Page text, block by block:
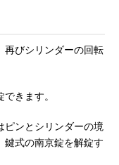
びシリンダーの回転
きます。
ンとシリンダーの境
鍵式の南京錠を解錠す